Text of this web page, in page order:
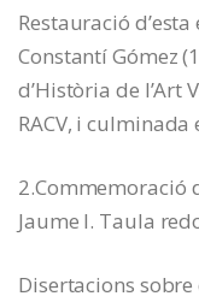
Restauració
Constantí Gómez
d’Història de l’Art
RACV, i
2.Commemoració
Jaume I. Taula
Disertacions sobre